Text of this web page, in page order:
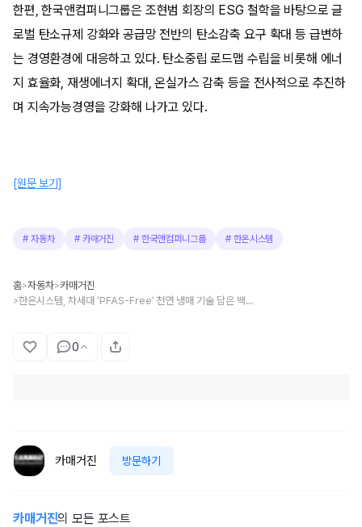
한편, 한국앤컴퍼니그룹은 조현범 회장의 ESG 철학을 바탕으로 글
로벌 탄소규제 강화와 공급망 전반의 탄소감축 요구 확대 등 급변하
는 경영환경에 대응하고 있다. 탄소중립 로드맵 수립을 비롯해 에너
지 효율화, 재생에너지 확대, 온실가스 감축 등을 전사적으로 추진하
며 지속가능경영을 강화해 나가고 있다.
[원문 보기]
# 자동차 # 카매거진 #한국앤컴퍼니그룹 # 한온시스템
홈>자동차>카매거진
> 한온시스템, 차세대 ‘PFAS-Free’ 천연 냉매 기술 담은 백서 발간
0
카매거진 방문하기
카매거진의 모든 포스트